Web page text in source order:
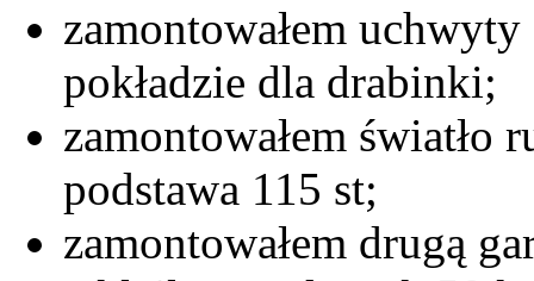
zamontowałem
pokładzie dla drabinki;
zamontowałem światło
podstawa 115 st;
zamontowałem drugą